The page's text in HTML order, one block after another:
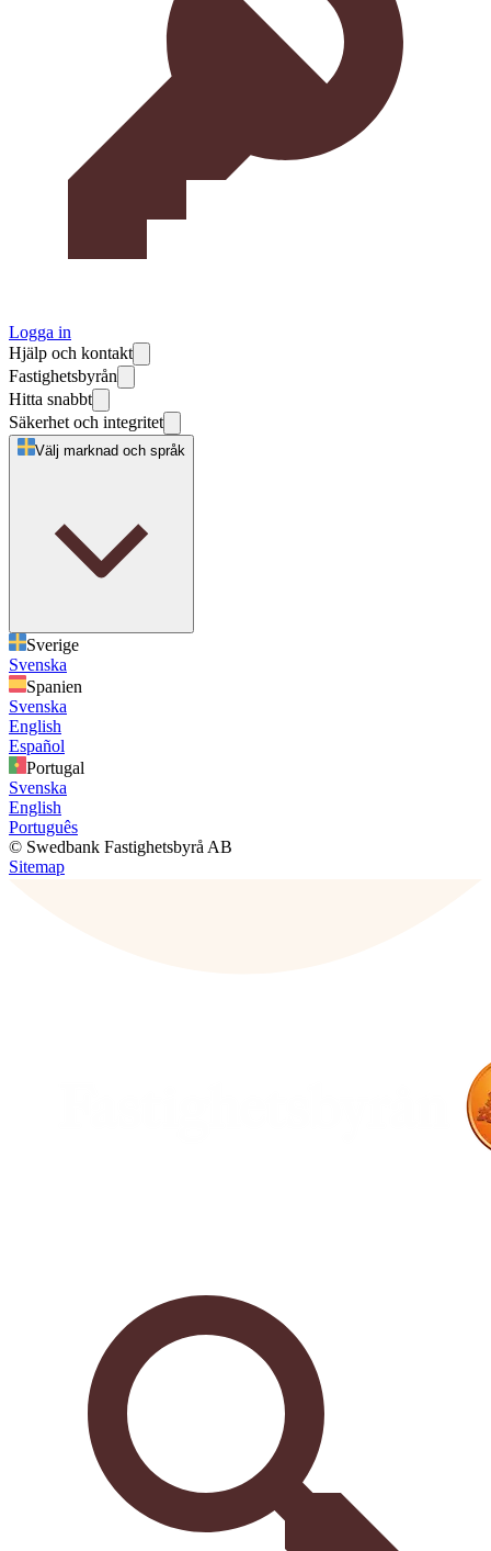
Logga in
Hjälp och kontakt
Fastighetsbyrån
Hitta snabbt
Säkerhet och integritet
Välj marknad och språk
Sverige
Svenska
Spanien
Svenska
English
Español
Portugal
Svenska
English
Português
© Swedbank Fastighetsbyrå AB
Sitemap